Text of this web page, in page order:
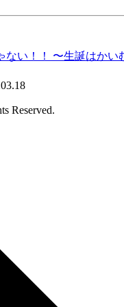
ない！！ 〜生誕はかい
Reserved.